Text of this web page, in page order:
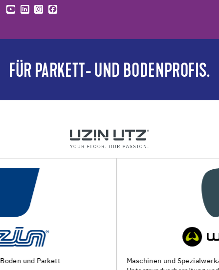
FÜR PARKETT- UND BODENPROFIS.
Maschinen und Spezialwerkzeuge zur